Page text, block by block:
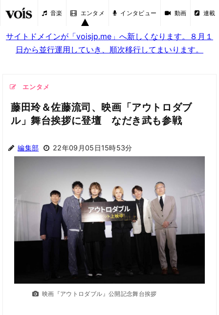
音楽 エンタメ インタビュー 動画 連載
サイトドメインが「voisjp.me」へ新しくなります。８月１
日から並行運用していき、順次移行してまいります。
エンタメ
藤田玲＆佐藤流司、映画「アウトロダブ
ル」舞台挨拶に登壇 なだき武も参戦
編集部 22年09月05日15時53分
映画『アウトロダブル』公開記念舞台挨拶